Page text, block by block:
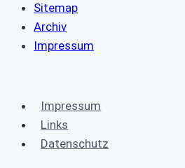
Sitemap
Archiv
Impressum
Impressum
Links
Datenschutz